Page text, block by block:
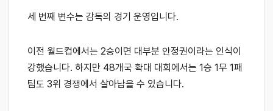
세 번째 변수는 감독의 경기 운영입니다.
이전 월드컵에서는 2승이면 대부분 안정권이라는 인식이
강했습니다. 하지만 48개국 확대 대회에서는 1승 1무 1패
팀도 3위 경쟁에서 살아남을 수 있습니다.